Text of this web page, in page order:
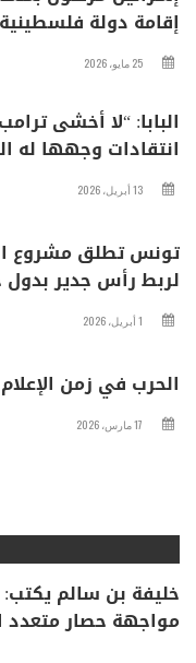
إقامة دولة فلسطينية
25 مايو، 2026
البابا: “لا أخشى
انتقادات وجهها له
13 أبريل، 2026
تونس تطلق مشروع
لربط رأس جدير بدول
1 أبريل، 2026
الحرب في زمن
17 مارس، 2026
خليفة بن سالم
مواجهة حصار متعدد